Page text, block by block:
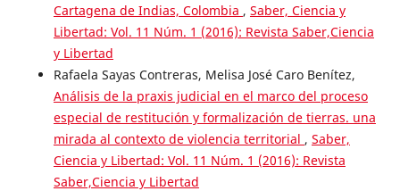
Cartagena de Indias, Colombia , Saber, Ciencia y
Libertad: Vol. 11 Núm. 1 (2016): Revista Saber,Ciencia
y Libertad
Rafaela Sayas Contreras, Melisa José Caro Benítez,
Análisis de la praxis judicial en el marco del proceso
especial de restitución y formalización de tierras. una
mirada al contexto de violencia territorial , Saber,
Ciencia y Libertad: Vol. 11 Núm. 1 (2016): Revista
Saber,Ciencia y Libertad